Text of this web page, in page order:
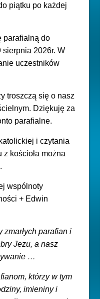
piątku po każdej
parafialną do
sierpnia 2026r. W
uczestników
troszczą się o nasz
Dziękuję za
parafialne.
i czytania
kościoła można
wspólnoty
+ Edwin
zmarłych parafian i
Jezu, a nasz
…
którzy w tym
imieniny i